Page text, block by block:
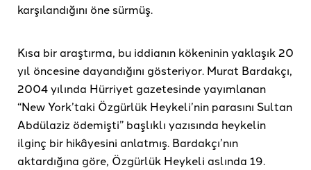
karşılandığını öne sürmüş.
Kısa bir araştırma, bu iddianın kökeninin yaklaşık 20
yıl öncesine dayandığını gösteriyor. Murat Bardakçı,
2004 yılında Hürriyet gazetesinde yayımlanan
“New York’taki Özgürlük Heykeli’nin parasını Sultan
Abdülaziz ödemişti” başlıklı yazısında heykelin
ilginç bir hikâyesini anlatmış. Bardakçı’nın
aktardığına göre, Özgürlük Heykeli aslında 19.